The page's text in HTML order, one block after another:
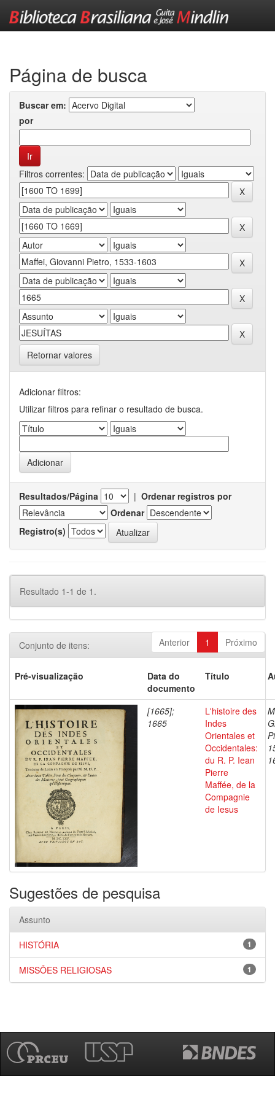
Página de busca
Buscar em:
por
Filtros correntes:
Retornar valores
Adicionar filtros:
Utilizar filtros para refinar o resultado de busca.
Resultados/Página | Ordenar registros por
Ordenar
Registro(s)
Resultado 1-1 de 1.
Anterior 1 Próximo
Conjunto de itens:
Pré-visualização
Data do
documento
Título
[1665];
1665
L'histoire des
Indes
Orientales et
Occidentales:
du R. P. Iean
Pierre
Maffée, de la
Compagnie
de Iesus
Sugestões de pesquisa
Assunto
1
HISTÓRIA
1
MISSÕES RELIGIOSAS